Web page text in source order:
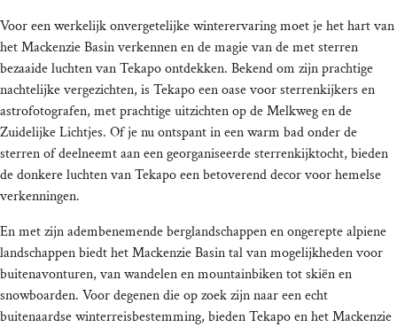
Voor een werkelijk onvergetelijke winterervaring moet je het hart van
het Mackenzie Basin verkennen en de magie van de met sterren
bezaaide luchten van Tekapo ontdekken. Bekend om zijn prachtige
nachtelijke vergezichten, is Tekapo een oase voor sterrenkijkers en
astrofotografen, met prachtige uitzichten op de Melkweg en de
Zuidelijke Lichtjes. Of je nu ontspant in een warm bad onder de
sterren of deelneemt aan een georganiseerde sterrenkijktocht, bieden
de donkere luchten van Tekapo een betoverend decor voor hemelse
verkenningen.
En met zijn adembenemende berglandschappen en ongerepte alpiene
landschappen biedt het Mackenzie Basin tal van mogelijkheden voor
buitenavonturen, van wandelen en mountainbiken tot skiën en
snowboarden. Voor degenen die op zoek zijn naar een echt
buitenaardse winterreisbestemming, bieden Tekapo en het Mackenzie